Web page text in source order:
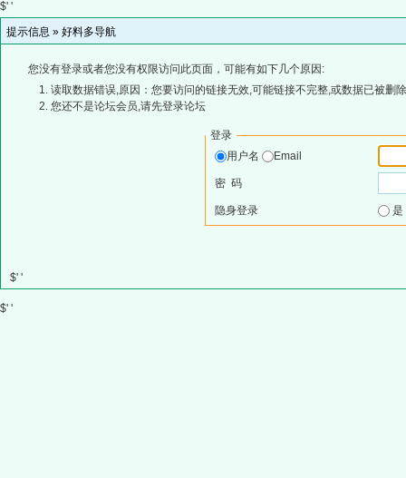
$' '
提示信息 » 好料多导航
您没有登录或者您没有权限访问此页面，可能有如下几个原因:
读取数据错误,原因：您要访问的链接无效,可能链接不完整,或数据已被删
您还不是论坛会员,请先登录论坛
登录
用户名
Email
密 码
隐身登录
$' '
$' '